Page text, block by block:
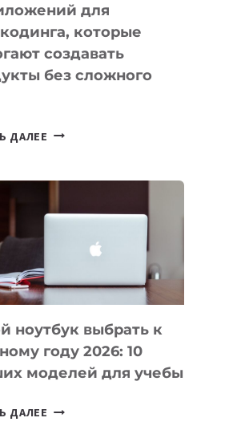
для
которые
создавать
без сложного
ДАЛЕЕ
КОТОРЫЕ
СОЗДАВАТЬ
БЕЗ
КОДА
ноутбук выбрать к
году 2026: 10
моделей для учебы
ДАЛЕЕ КАКОЙ